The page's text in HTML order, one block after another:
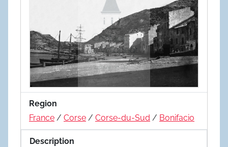
Region
France / Corse / Corse-du-Sud / Bonifacio
Description